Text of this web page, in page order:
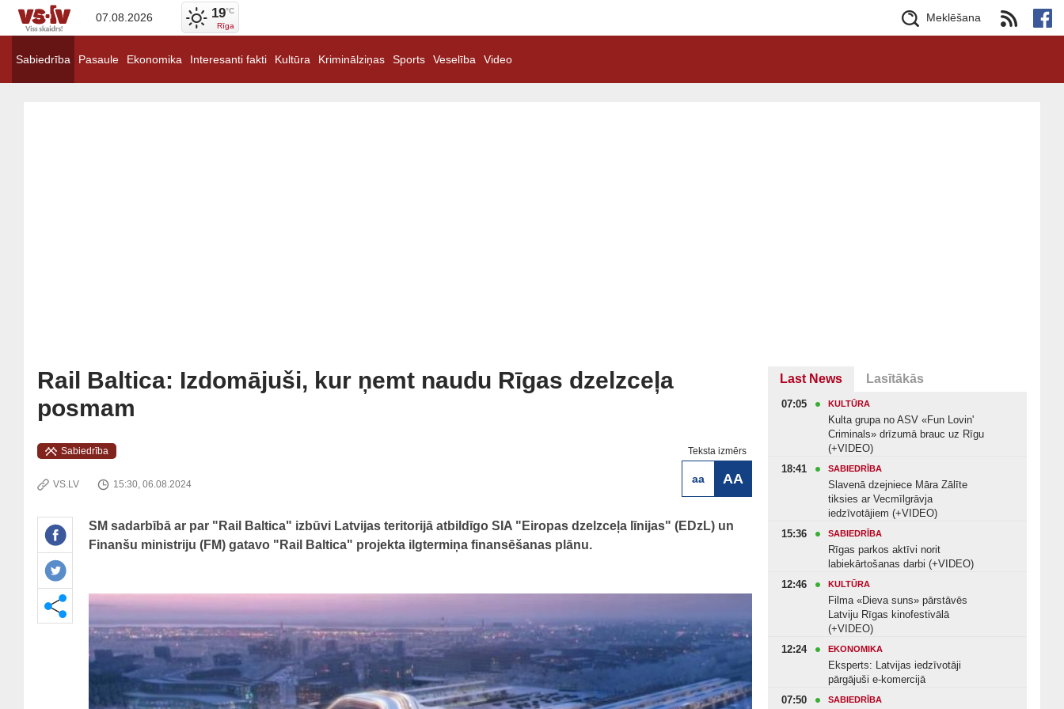
07.08.2026 19°C
Rīga
Meklēšana
Sabiedrība Pasaule Ekonomika Interesanti fakti Kultūra Kriminālziņas Sports Veselība Video
Rail Baltica: Izdomājuši, kur ņemt naudu Rīgas dzelzceļa
posmam
Teksta izmērs
aa AA
Sabiedrība
VS.LV 15:30, 06.08.2024
SM sadarbībā ar par "Rail Baltica" izbūvi Latvijas teritorijā atbildīgo SIA "Eiropas dzelzceļa līnijas" (EDzL) un
Finanšu ministriju (FM) gatavo "Rail Baltica" projekta ilgtermiņa finansēšanas plānu.
Last News Lasītākās
07:05 KULTŪRA
Kulta grupa no ASV «Fun Lovin'
Criminals» drīzumā brauc uz Rīgu
(+VIDEO)
18:41
SABIEDRĪBA
Slavenā dzejniece Māra Zālīte
tiksies ar Vecmīlgrāvja
iedzīvotājiem (+VIDEO)
15:36
SABIEDRĪBA
Rīgas parkos aktīvi norit
labiekārtošanas darbi (+VIDEO)
12:46
KULTŪRA
Filma «Dieva suns» pārstāvēs
Latviju Rīgas kinofestivālā
(+VIDEO)
12:24
EKONOMIKA
Eksperts: Latvijas iedzīvotāji
pārgājuši e-komercijā
07:50
SABIEDRĪBA